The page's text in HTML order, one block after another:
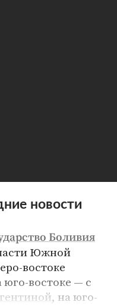
новости
Боливия
Южной
востоке
юго-востоке — с
, на юго-